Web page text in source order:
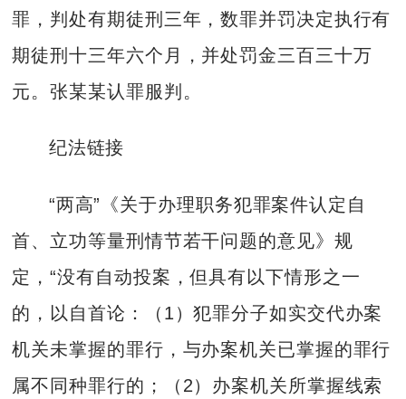
罪，判处有期徒刑三年，数罪并罚决定执行有
期徒刑十三年六个月，并处罚金三百三十万
元。张某某认罪服判。
纪法链接
“两高”《关于办理职务犯罪案件认定自
首、立功等量刑情节若干问题的意见》规
定，“没有自动投案，但具有以下情形之一
的，以自首论：（1）犯罪分子如实交代办案
机关未掌握的罪行，与办案机关已掌握的罪行
属不同种罪行的；（2）办案机关所掌握线索